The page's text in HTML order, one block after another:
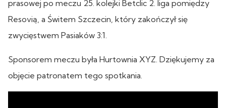
prasowej po meczu 25. kolejki Betclic 2. liga pomiędzy
Resovią, a Świtem Szczecin, który zakończył się
zwycięstwem Pasiaków 3:1.
Sponsorem meczu była Hurtownia XYZ. Dziękujemy za
objęcie patronatem tego spotkania.